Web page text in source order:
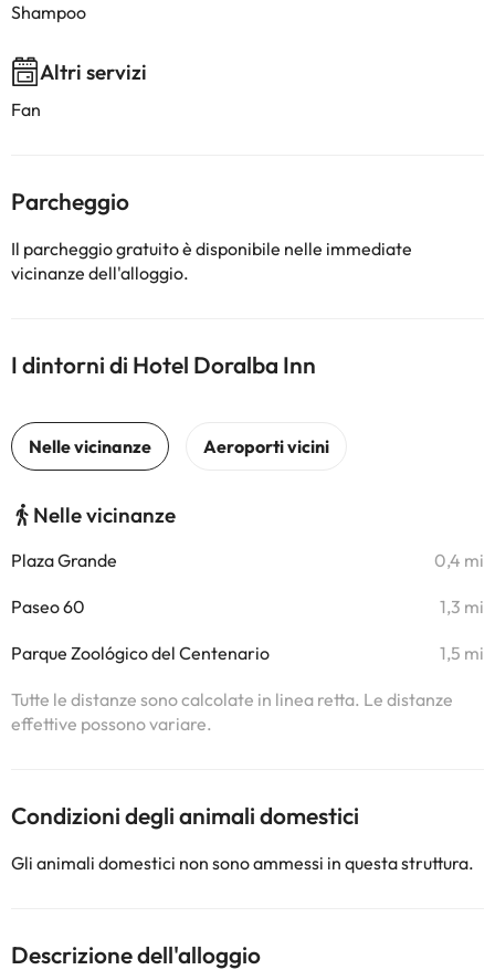
Shampoo
Altri servizi
Fan
Parcheggio
Il parcheggio gratuito è disponibile nelle immediate
vicinanze dell'alloggio.
I dintorni di Hotel Doralba Inn
Nelle vicinanze
Plaza Grande 0,4 mi
Paseo 60 1,3 mi
Parque Zoológico del Centenario 1,5 mi
Tutte le distanze sono calcolate in linea retta. Le distanze
effettive possono variare.
Condizioni degli animali domestici
Gli animali domestici non sono ammessi in questa struttura.
Descrizione dell'alloggio